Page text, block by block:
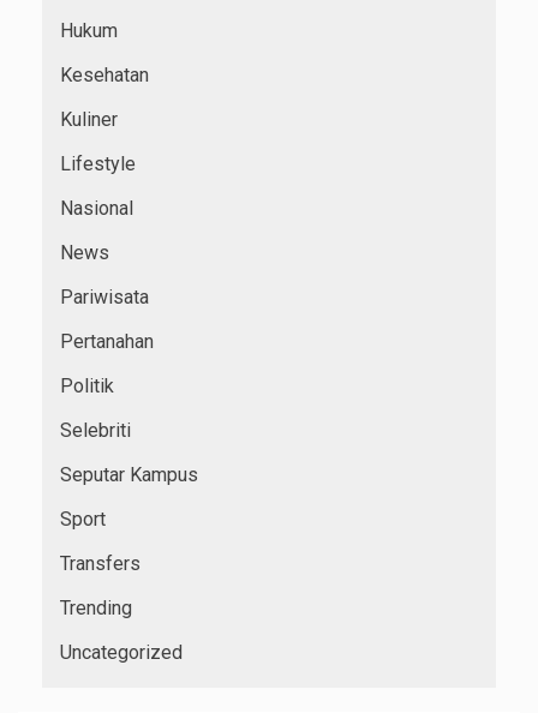
Hukum
Kesehatan
Kuliner
Lifestyle
Nasional
News
Pariwisata
Pertanahan
Politik
Selebriti
Seputar Kampus
Sport
Transfers
Trending
Uncategorized